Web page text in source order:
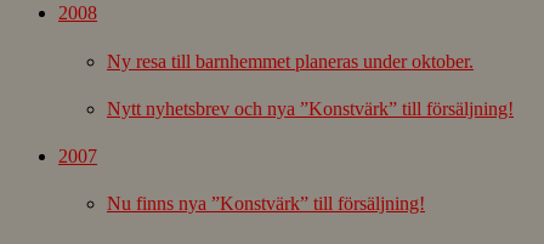
2008
Ny resa till barnhemmet planeras under oktober.
Nytt nyhetsbrev och nya ”Konstvärk” till försäljning!
2007
Nu finns nya ”Konstvärk” till försäljning!